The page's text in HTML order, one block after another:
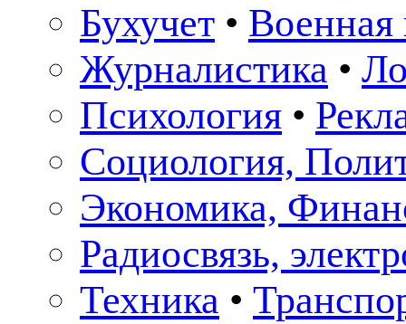
Бухучет • Военная
Журналистика •
Психология •
Социология,
Экономика,
Радиосвязь,
Техника •